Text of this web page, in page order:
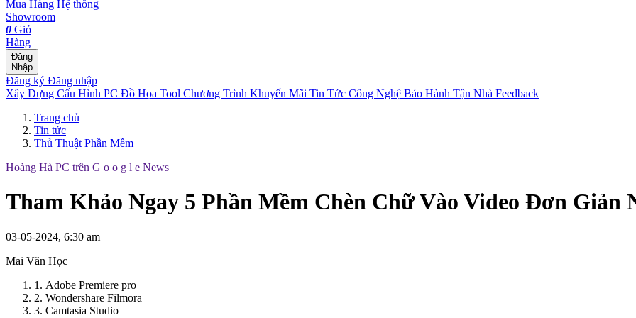
Mua Hàng Hệ thống
Showroom
0 Giỏ
Hàng
Đăng
Nhập
Đăng ký Đăng nhập
Xây Dựng Cấu Hình PC Đồ Họa Tool Chương Trình Khuyến Mãi Tin Tức Công Nghệ Bảo Hành Tận Nhà Feedback
Trang chủ
Tin tức
Thủ Thuật Phần Mềm
Hoàng Hà PC trên G o o g l e News
Tham Khảo Ngay 5 Phần Mềm Chèn Chữ Vào Video Đơn Giản
03-05-2024, 6:30 am |
Mai Văn Học
1. Adobe Premiere pro
2. Wondershare Filmora
3. Camtasia Studio